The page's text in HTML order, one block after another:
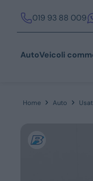
019 93 88 009
AutoVeicoli
Home Auto